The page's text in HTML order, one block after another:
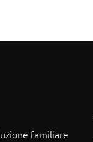
familiare